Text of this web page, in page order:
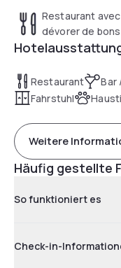
Restaurant
dévorer de
Restaurant Bar
Fahrstuhl
Weitere
Häufig gestellte
So funktioniert es
Check-in-